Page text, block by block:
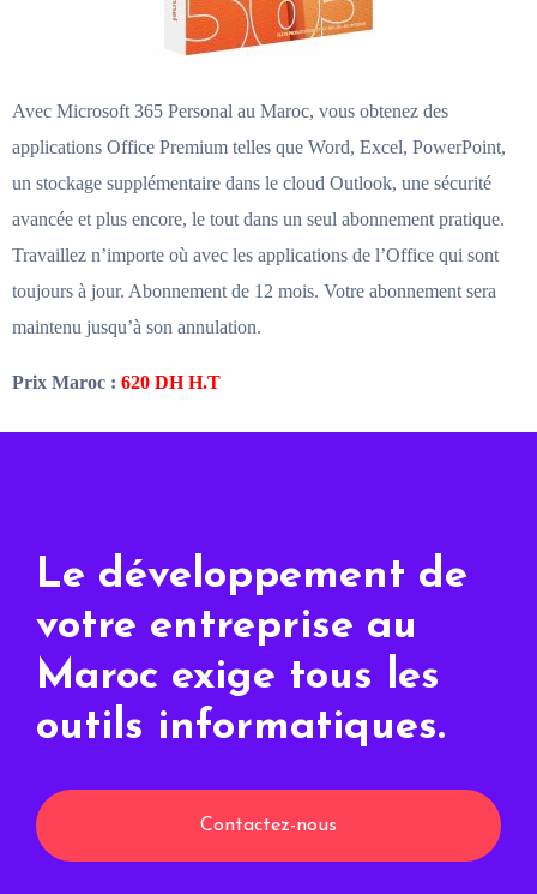
Avec Microsoft 365 Personal au Maroc, vous obtenez des
applications Office Premium telles que Word, Excel, PowerPoint,
un stockage supplémentaire dans le cloud Outlook, une sécurité
avancée et plus encore, le tout dans un seul abonnement pratique.
Travaillez n’importe où avec les applications de l’Office qui sont
toujours à jour. Abonnement de 12 mois. Votre abonnement sera
maintenu jusqu’à son annulation.
Prix Maroc : 620 DH H.T
Le développement de
votre entreprise au
Maroc exige tous les
outils informatiques.
Contactez-nous